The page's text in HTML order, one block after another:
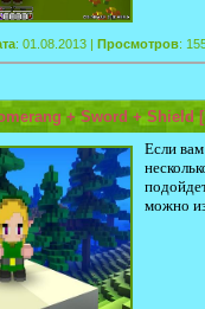
: 01.08.2013 | Просмотров:
+ Sword + Shield
Если
можно